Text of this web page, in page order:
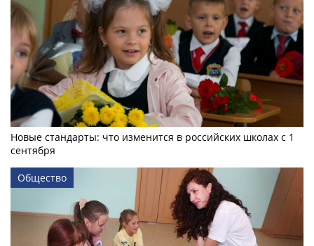
Новые стандарты: что изменится в российских школах с 1
сентября
Общество